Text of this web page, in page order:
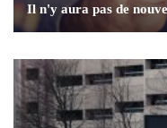
Il n'y aura pas de